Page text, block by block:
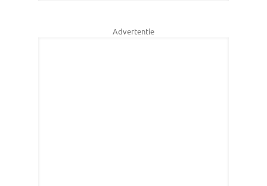
Advertentie